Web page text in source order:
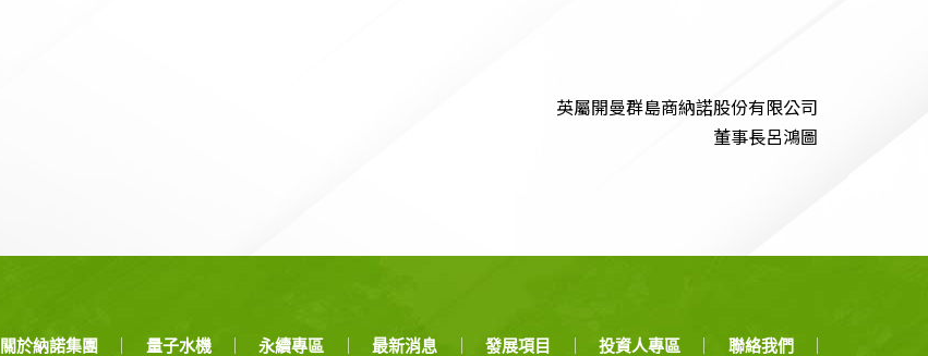
英屬開曼群島商納諾股份有限公司
董事長呂鴻圖
關於納諾集團 量子水機 永續專區 最新消息 發展項目 投資人專區 聯絡我們